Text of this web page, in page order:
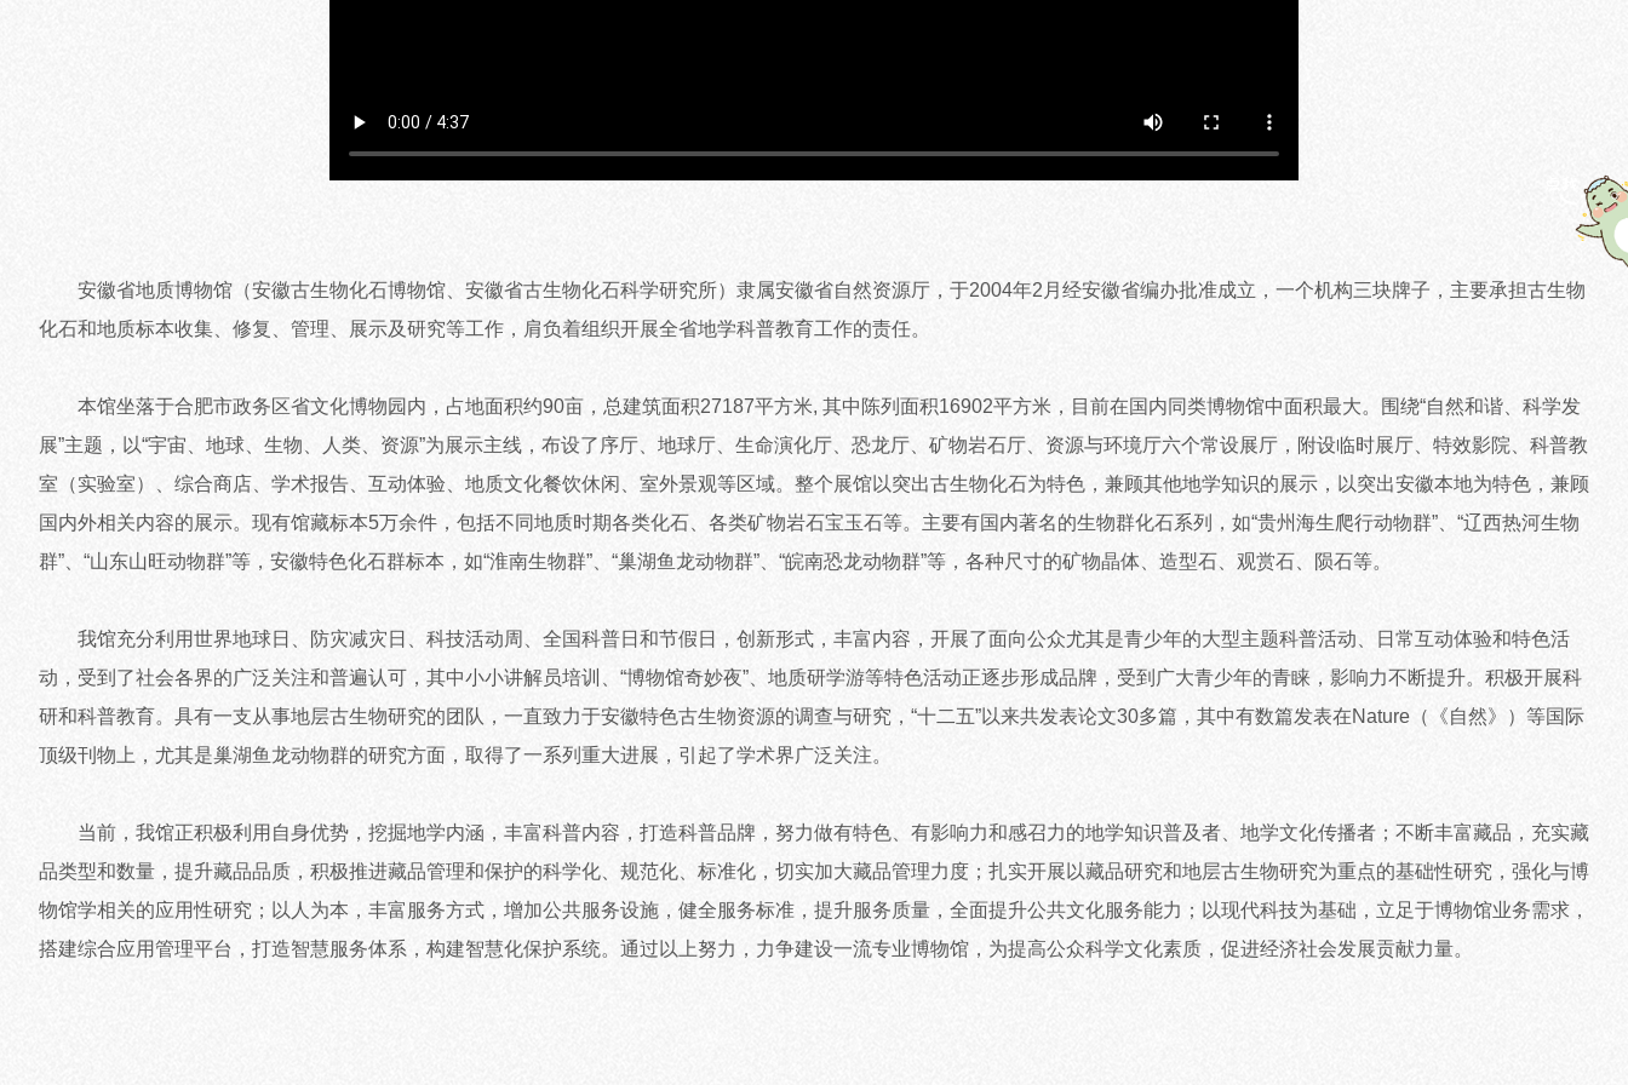
安徽省地质博物馆（安徽古生物化石博物馆、安徽省古生物化石科学研究所）隶属安徽省自然资源厅，于2004年2月经安徽省编办批准成立，一个机构三块牌子，主要承担古生物
化石和地质标本收集、修复、管理、展示及研究等工作，肩负着组织开展全省地学科普教育工作的责任。
本馆坐落于合肥市政务区省文化博物园内，占地面积约90亩，总建筑面积27187平方米, 其中陈列面积16902平方米，目前在国内同类博物馆中面积最大。围绕“自然和谐、科学发
展”主题，以“宇宙、地球、生物、人类、资源”为展示主线，布设了序厅、地球厅、生命演化厅、恐龙厅、矿物岩石厅、资源与环境厅六个常设展厅，附设临时展厅、特效影院、科普教
室（实验室）、综合商店、学术报告、互动体验、地质文化餐饮休闲、室外景观等区域。整个展馆以突出古生物化石为特色，兼顾其他地学知识的展示，以突出安徽本地为特色，兼顾
国内外相关内容的展示。现有馆藏标本5万余件，包括不同地质时期各类化石、各类矿物岩石宝玉石等。主要有国内著名的生物群化石系列，如“贵州海生爬行动物群”、“辽西热河生物
群”、“山东山旺动物群”等，安徽特色化石群标本，如“淮南生物群”、“巢湖鱼龙动物群”、“皖南恐龙动物群”等，各种尺寸的矿物晶体、造型石、观赏石、陨石等。
我馆充分利用世界地球日、防灾减灾日、科技活动周、全国科普日和节假日，创新形式，丰富内容，开展了面向公众尤其是青少年的大型主题科普活动、日常互动体验和特色活
动，受到了社会各界的广泛关注和普遍认可，其中小小讲解员培训、“博物馆奇妙夜”、地质研学游等特色活动正逐步形成品牌，受到广大青少年的青睐，影响力不断提升。积极开展科
研和科普教育。具有一支从事地层古生物研究的团队，一直致力于安徽特色古生物资源的调查与研究，“十二五”以来共发表论文30多篇，其中有数篇发表在Nature（《自然》）等国际
顶级刊物上，尤其是巢湖鱼龙动物群的研究方面，取得了一系列重大进展，引起了学术界广泛关注。
当前，我馆正积极利用自身优势，挖掘地学内涵，丰富科普内容，打造科普品牌，努力做有特色、有影响力和感召力的地学知识普及者、地学文化传播者；不断丰富藏品，充实藏
品类型和数量，提升藏品品质，积极推进藏品管理和保护的科学化、规范化、标准化，切实加大藏品管理力度；扎实开展以藏品研究和地层古生物研究为重点的基础性研究，强化与博
物馆学相关的应用性研究；以人为本，丰富服务方式，增加公共服务设施，健全服务标准，提升服务质量，全面提升公共文化服务能力；以现代科技为基础，立足于博物馆业务需求，
搭建综合应用管理平台，打造智慧服务体系，构建智慧化保护系统。通过以上努力，力争建设一流专业博物馆，为提高公众科学文化素质，促进经济社会发展贡献力量。